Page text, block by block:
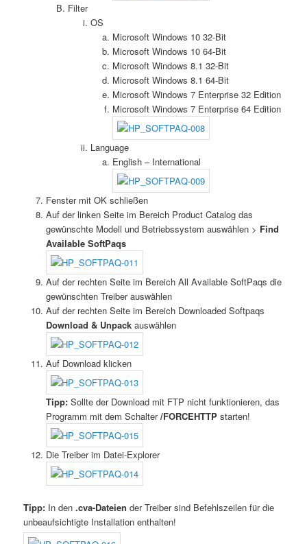
Filter
OS
Microsoft Windows 10 32-Bit
Microsoft Windows 10 64-Bit
Microsoft Windows 8.1 32-Bit
Microsoft Windows 8.1 64-Bit
Microsoft Windows 7 Enterprise 32 Edition
Microsoft Windows 7 Enterprise 64 Edition
Language
English – International
Fenster mit OK schließen
Auf der linken Seite im Bereich Product Catalog das
gewünschte Modell und Betriebssystem auswählen > Find
Available SoftPaqs
Auf der rechten Seite im Bereich All Available SoftPaqs die
gewünschten Treiber auswählen
Auf der rechten Seite im Bereich Downloaded Softpaqs
Download & Unpackauswählen
Auf Download klicken
Tipp: Sollte der Download mit FTP nicht funktionieren, das
Programm mit dem Schalter/FORCEHTTPstarten!
Die Treiber im Datei-Explorer
Tipp: In den.cva-Dateien der Treiber sind Befehlszeilen für die
unbeaufsichtigte Installation enthalten!